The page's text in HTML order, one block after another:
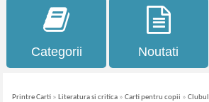
Categorii Noutati
Printre Carti » Literatura si critica »Carti pentru copii »